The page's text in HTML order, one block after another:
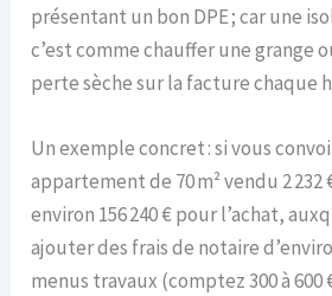
présentant un bon DPE ; car une
c’est comme chauffer une grange
perte sèche sur la facture chaque
Un exemple concret : si vous
appartement de 70 m² vendu 2 232
environ 156 240 € pour l’achat,
ajouter des frais de notaire
menus travaux (comptez 300 à 600